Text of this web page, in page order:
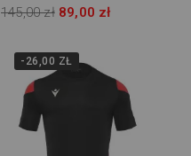
145,00 zł 89,00 zł
-26,00 ZŁ